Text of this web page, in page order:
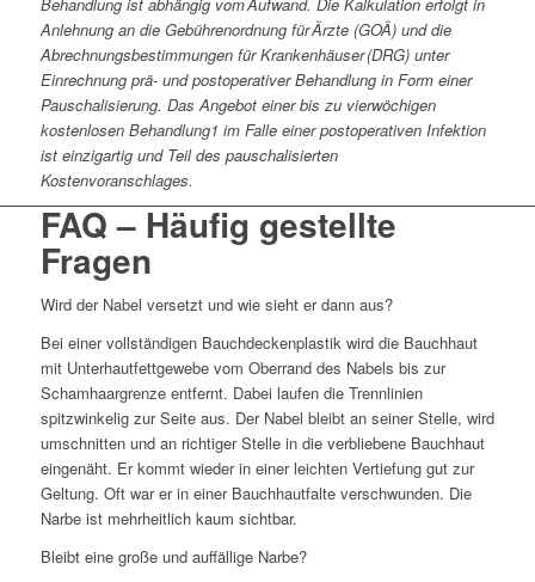
Anlehnung an die Gebührenordnung für Ärzte (GOÄ) und die
Abrechnungsbestimmungen für Krankenhäuser (DRG) unter
Einrechnung prä- und postoperativer Behandlung in Form einer
Pauschalisierung. Das Angebot einer bis zu vierwöchigen
kostenlosen Behandlung1 im Falle einer postoperativen Infektion
ist einzigartig und Teil des pauschalisierten
Kostenvoranschlages.
FAQ– Häufig gestellte
Fragen
Wird der Nabel versetzt und wie sieht er dann aus?
Bei einer vollständigen Bauchdeckenplastik wird die Bauchhaut
mit Unterhautfettgewebe vom Oberrand des Nabels bis zur
Schamhaargrenze entfernt. Dabei laufen die Trennlinien
spitzwinkelig zur Seite aus. Der Nabel bleibt an seiner Stelle, wird
umschnitten und an richtiger Stelle in die verbliebene Bauchhaut
eingenäht. Er kommt wieder in einer leichten Vertiefung gut zur
Geltung. Oft war er in einer Bauchhautfalte verschwunden. Die
Narbe ist mehrheitlich kaum sichtbar.
Bleibt eine große und auffällige Narbe?